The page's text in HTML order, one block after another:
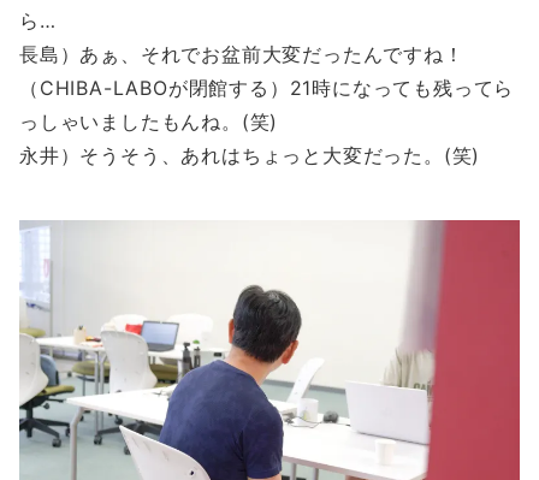
ら…
長島）あぁ、それでお盆前大変だったんですね！
（CHIBA-LABOが閉館する）21時になっても残ってら
っしゃいましたもんね。(笑)
永井）そうそう、あれはちょっと大変だった。(笑)